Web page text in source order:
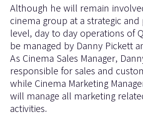
Although he will remain
cinema group at a strategic
level, day to day operations of
be managed by Danny Pickett
As Cinema Sales Manager,
responsible for sales and
while Cinema Marketing
will manage all marketing
activities.